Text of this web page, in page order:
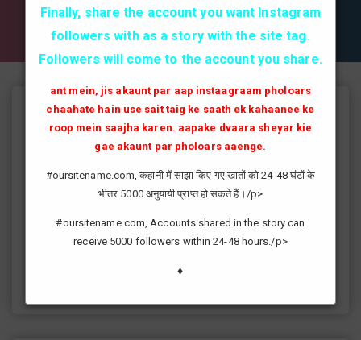
✔✔✔ AKTİF TAKİPCİ SATIN AL ✔✔✔
Instagram Takipçi Hilesi
instagram'da artık yüksek takipçi kasmak eskisi kadar zor değil
fenomen yolunda ilerlemesi daha da kolaylaşmıştır.instagram
fenomeni ne gibi fayda sağlar?öncelikle bir çok kişi meslek
kredilerden her gün yararlanıp sayfanızı yüksek seviyelere
Finally, share the account you want Instagram
followers with as a story with the site tag.
Followers will come to the account you share.
ant mein, jis akaunt par aap instaagraam pholoars
chaahate hain use sait taig ke saath ek kahaanee ke
roop mein saajha karen. aapake dvaara sheyar kie
gae akaunt par pholoars aaenge.
#oursitename.com, कहानी में साझा किए गए खातों को 24-48 घंटों के
भीतर 5000 अनुयायी प्राप्त हो सकते हैं।/p>
#oursitename.com, Accounts shared in the story can
receive 5000 followers within 24-48 hours./p>
♦